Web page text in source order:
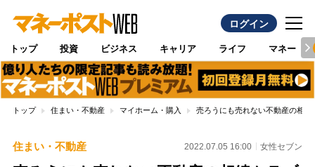
ログイン
トップ 投資 ビジネス キャリア ライフ マネー
トップ 住まい・不動産 マイホーム・購入 売ろうにも売れない不動産の相
住まい・不動産 2022.07.05 16:00 女性セブン